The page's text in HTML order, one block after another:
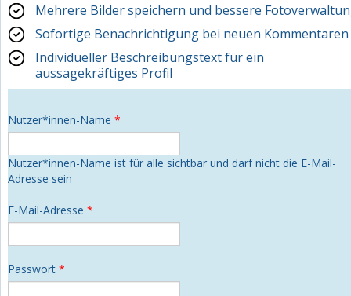
Mehrere Bilder speichern und bessere
Sofortige Benachrichtigung bei neuen Kommentaren
Individueller Beschreibungstext für ein
aussagekräftiges Profil
Nutzer*innen-Name *
Nutzer*innen-Name ist für alle sichtbar und darf nicht die E-Mail-
Adresse sein
E-Mail-Adresse *
Passwort *